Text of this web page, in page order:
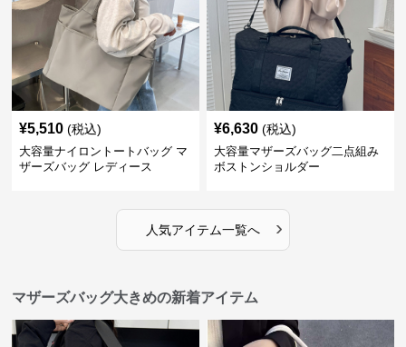
¥5,510 (税込)
大容量ナイロントートバッグ マ
ザーズバッグ レディース
¥6,630 (税込)
大容量マザーズバッグ二点組み
ボストンショルダー
人気アイテム一覧へ ›
マザーズバッグ大きめの新着アイテム